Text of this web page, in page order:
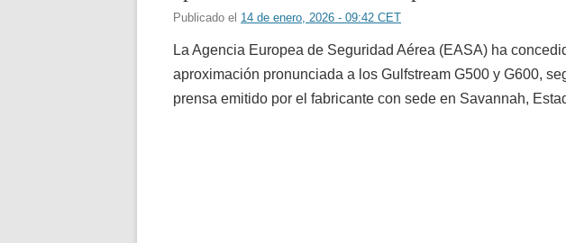
Publicado el 14 de enero, 2026 - 09:42 CET
La Agencia Europea de Seguridad Aérea (EASA) ha
aproximación pronunciada a los Gulfstream G500 y G600,
prensa emitido por el fabricante con sede en Savannah,